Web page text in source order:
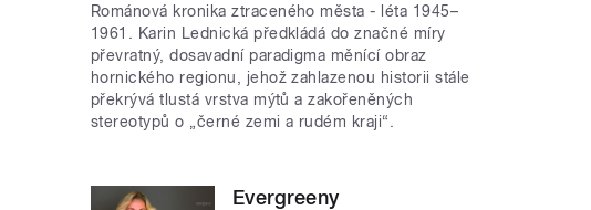
Románová kronika ztraceného města - léta 1945–
1961. Karin Lednická předkládá do značné míry
převratný, dosavadní paradigma měnící obraz
hornického regionu, jehož zahlazenou historii stále
překrývá tlustá vrstva mýtů a zakořeněných
stereotypů o „černé zemi a rudém kraji“.
Evergreeny